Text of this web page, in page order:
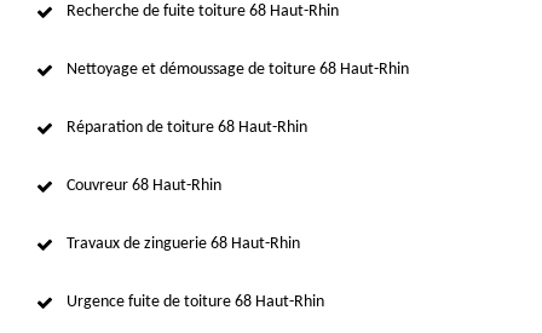
Recherche de fuite toiture 68 Haut-Rhin
Nettoyage et démoussage de toiture 68 Haut-Rhin
Réparation de toiture 68 Haut-Rhin
Couvreur 68 Haut-Rhin
Travaux de zinguerie 68 Haut-Rhin
Urgence fuite de toiture 68 Haut-Rhin